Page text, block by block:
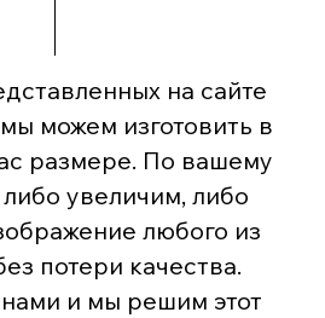
на сайте
можем изготовить в
размере. По вашему
увеличим, либо
любого из
потери качества.
и мы решим этот